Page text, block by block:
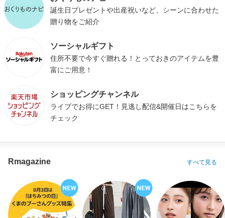
誕生日プレゼントや出産祝いなど、シーンに合わせた
贈り物をご紹介
ソーシャルギフト
住所不要で今すぐ贈れる！とっておきのアイテムを豊
富にご用意！
ショッピングチャンネル
ライブでお得にGET！見逃し配信&開催日はこちらを
チェック
Rmagazine すべて見る